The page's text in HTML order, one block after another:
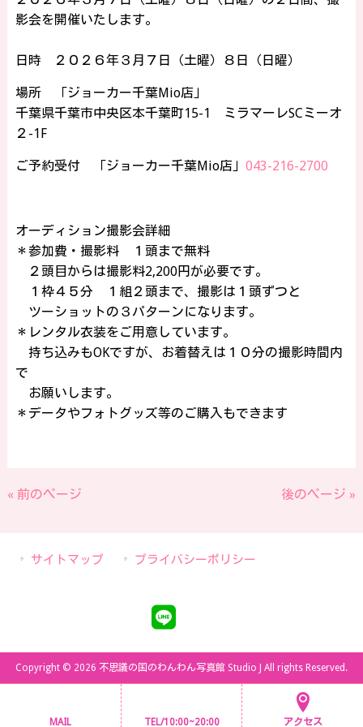
影会を開催いたします。
日時 ２０２６年３月７日（土曜）８日（日曜）
場所 「ジョーカー千葉Mio店」
千葉県千葉市中央区本千葉町15-1 ミラマーレSCミーオ
２-1F
ご予約受付 「ジョーカー千葉Mio店」 043-216-2700
オーディション撮影会詳細
＊参加費・撮影料 １頭まで無料
２頭目からは撮影料2,200円が必要です。
１枠４５分 １組２頭まで、撮影は１頭ずつと
ツーショットの３パターンになります。
＊レンタル衣装をご用意しています。
持ち込みもOKですが、お着替えは１０分の撮影時間内
で
お願いします。
＊データやフォトグッズ等のご購入もできます
« 前のページ 後のページ »
サイトマップ プライバシーポリシー
Copyright © 2026 不思議の国のわんわん写真館 Studio J All rights Reserved.
MAIL TEL/10:00~20:00 アクセス